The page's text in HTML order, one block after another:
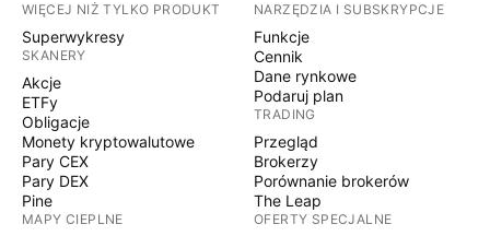
WIĘCEJ NIŻ TYLKO PRODUKT
Superwykresy
SKANERY
Akcje
ETFy
Obligacje
Monety kryptowalutowe
Pary CEX
Pary DEX
Pine
MAPY CIEPLNE
NARZĘDZIA I SUBSKRYPCJE
Funkcje
Cennik
Dane rynkowe
Podaruj plan
TRADING
Przegląd
Brokerzy
Porównanie brokerów
The Leap
OFERTY SPECJALNE